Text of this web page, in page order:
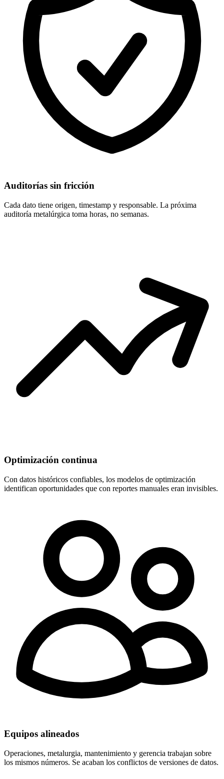
Auditorías sin fricción
Cada dato tiene origen, timestamp y responsable. La próxima
auditoría metalúrgica toma horas, no semanas.
Optimización continua
Con datos históricos confiables, los modelos de optimización
identifican oportunidades que con reportes manuales eran invisibles.
Equipos alineados
Operaciones, metalurgia, mantenimiento y gerencia trabajan sobre
los mismos números. Se acaban los conflictos de versiones de datos.